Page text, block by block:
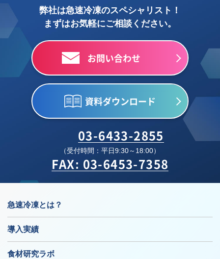
弊社は急速冷凍のスペシャリスト！
まずはお気軽にご相談ください。
お問い合わせ
資料ダウンロード
03-6433-2855
（受付時間：平日9:30～18:00）
FAX: 03-6453-7358
急速冷凍とは？
導入実績
食材研究ラボ